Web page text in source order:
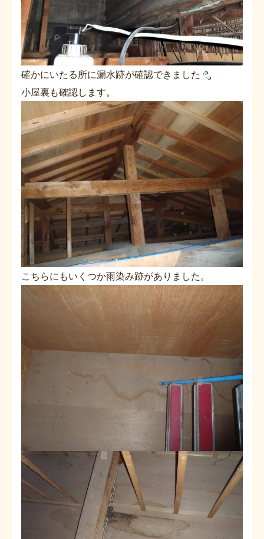
確かにいたる所に漏水跡が確認できました
小屋裏も確認します。
こちらにもいくつか雨染み跡がありました。